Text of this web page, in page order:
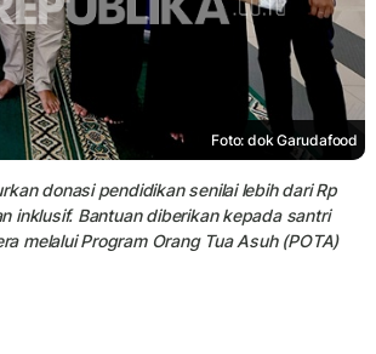
Foto: dok Garudafood
donasi pendidikan senilai lebih dari Rp
inklusif. Bantuan diberikan kepada santri
melalui Program Orang Tua Asuh (POTA)